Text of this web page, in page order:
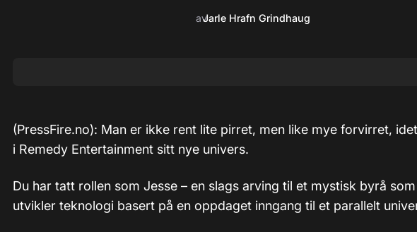
avJarle Hrafn Grindhaug
(PressFire.no): Man er ikke rent lite pirret, men like mye forvirret,
i Remedy Entertainment sitt nye univers.
Du har tatt rollen som Jesse – en slags arving til et mystisk byrå
utvikler teknologi basert på en oppdaget inngang til et parallelt